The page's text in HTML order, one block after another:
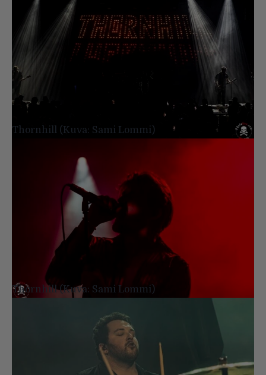
Thornhill (Kuva: Sami Lommi)
Thornhill (Kuva: Sami Lommi)